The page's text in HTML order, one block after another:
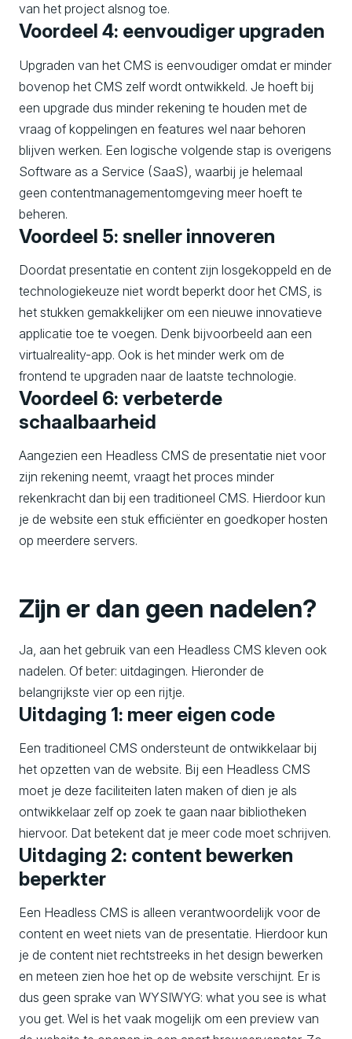
van het project alsnog toe.
Voordeel 4: eenvoudiger upgraden
Upgraden van het CMS is eenvoudiger omdat er minder
bovenop het CMS zelf wordt ontwikkeld. Je hoeft bij
een upgrade dus minder rekening te houden met de
vraag of koppelingen en features wel naar behoren
blijven werken. Een logische volgende stap is overigens
Software as a Service (SaaS), waarbij je helemaal
geen contentmanagementomgeving meer hoeft te
beheren.
Voordeel 5: sneller innoveren
Doordat presentatie en content zijn losgekoppeld en de
technologiekeuze niet wordt beperkt door het CMS, is
het stukken gemakkelijker om een nieuwe innovatieve
applicatie toe te voegen. Denk bijvoorbeeld aan een
virtualreality-app. Ook is het minder werk om de
frontend te upgraden naar de laatste technologie.
Voordeel 6: verbeterde
schaalbaarheid
Aangezien een Headless CMS de presentatie niet voor
zijn rekening neemt, vraagt het proces minder
rekenkracht dan bij een traditioneel CMS. Hierdoor kun
je de website een stuk efficiënter en goedkoper hosten
op meerdere servers.
Zijn er dan geen nadelen?
Ja, aan het gebruik van een Headless CMS kleven ook
nadelen. Of beter: uitdagingen. Hieronder de
belangrijkste vier op een rijtje.
Uitdaging 1: meer eigen code
Een traditioneel CMS ondersteunt de ontwikkelaar bij
het opzetten van de website. Bij een Headless CMS
moet je deze faciliteiten laten maken of dien je als
ontwikkelaar zelf op zoek te gaan naar bibliotheken
hiervoor. Dat betekent dat je meer code moet schrijven.
Uitdaging 2: content bewerken
beperkter
Een Headless CMS is alleen verantwoordelijk voor de
content en weet niets van de presentatie. Hierdoor kun
je de content niet rechtstreeks in het design bewerken
en meteen zien hoe het op de website verschijnt. Er is
dus geen sprake van WYSIWYG: what you see is what
you get. Wel is het vaak mogelijk om een preview van